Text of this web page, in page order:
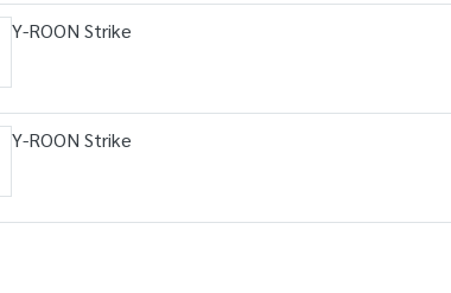
Y-ROON Strike
Y-ROON Strike